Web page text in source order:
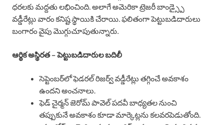
ధరలకు మద్దతు లభించింది. అలాగే అమెరికా ట్రెజరీ బాండ్స్పై
వడ్డీరేట్లు వారం కనిష్ట స్థాయికి చేరాయి. ఫలితంగా పెట్టుబడిదారులు
బంగారం వైపు మొగ్గుచూపుతున్నారు.
ఆర్థిక అస్థిరత – పెట్టుబడిదారుల బదిలీ
సెప్టెంబర్‌లో ఫెడరల్ రిజర్వ్ వడ్డీరేట్లు తగ్గించే అవకాశం
ఉందని అంచనాలు.
ఫెడ్ చైర్మన్ జెరోమ్ పావెల్ పదవీ బాధ్యతల నుంచి
తప్పుకునే అవకాశం కూడా మార్కెట్లను కలవరపెడుతోంది.